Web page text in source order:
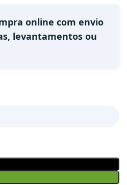
online com envio
levantamentos ou